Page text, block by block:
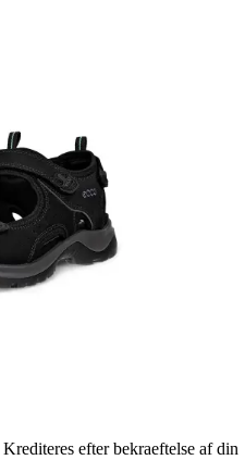
Krediteres efter bekraeftelse af din